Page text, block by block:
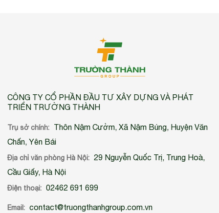
CÔNG TY CỔ PHẦN ĐẦU TƯ XÂY DỰNG VÀ PHÁT
TRIỂN TRƯỜNG THÀNH
Trụ sở chính:
Thôn Nậm Cưởm, Xã Nậm Búng, Huyện Văn
Chấn, Yên Bái
Địa chỉ văn phòng Hà Nội: 29 Nguyễn Quốc Trị, Trung Hoà,
Cầu Giấy, Hà Nội
Điện thoại: 02462 691 699
Email: contact@truongthanhgroup.com.vn